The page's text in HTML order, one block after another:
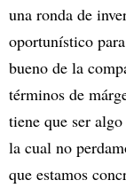
una ronda de
oportunístico
bueno de la
términos de
tiene que ser
la cual no
que estamos